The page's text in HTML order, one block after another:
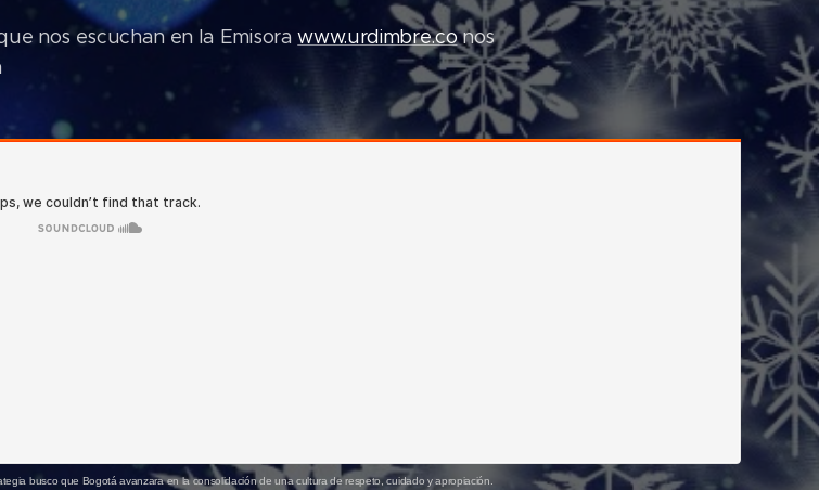
nos escuchan en la Emisorawww.urdimbre.conos
busco que Bogotá avanzara en la consolidación de una cultura de respeto, cuidado y apropiación.